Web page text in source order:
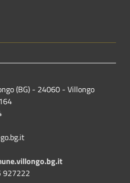
(BG) - 24060 - Villongo
927222